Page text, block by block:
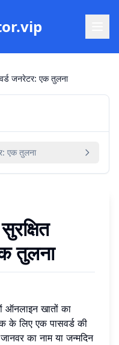
जनरेटर: एक तुलना
एक तुलना
तुलना
ऑनलाइन खातों का
के लिए एक पासवर्ड की
का नाम या जन्मदिन